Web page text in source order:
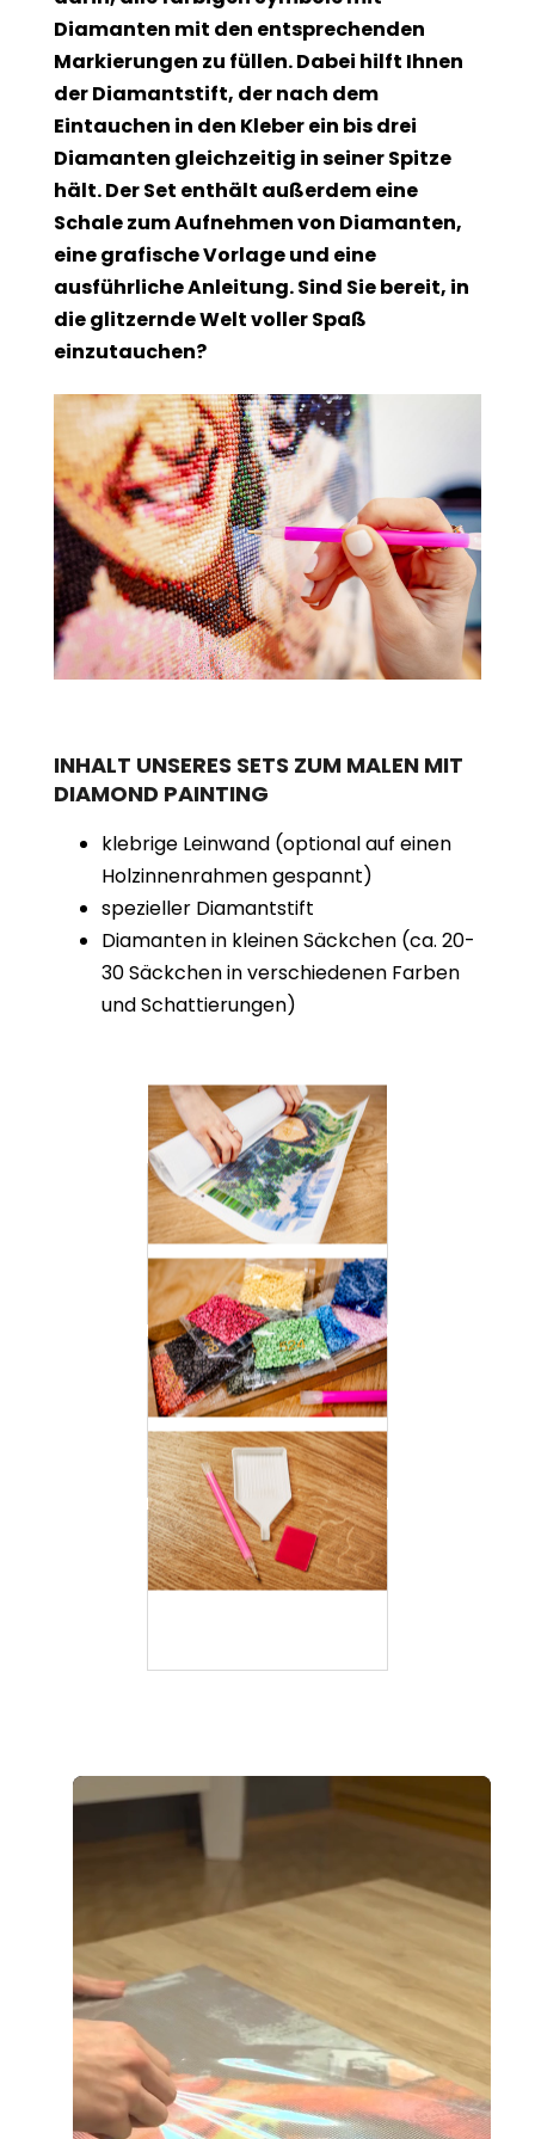
Diamanten mit den entsprechenden
Markierungen zu füllen. Dabei hilft Ihnen
der Diamantstift, der nach dem
Eintauchen in den Kleber ein bis drei
Diamanten gleichzeitig in seiner Spitze
hält. Der Set enthält außerdem eine
Schale zum Aufnehmen von Diamanten,
eine grafische Vorlage und eine
ausführliche Anleitung. Sind Sie bereit, in
die glitzernde Welt voller Spaß
einzutauchen?
INHALT UNSERES SETS ZUM MALEN MIT
DIAMOND PAINTING
klebrige Leinwand (optional auf einen
Holzinnenrahmen gespannt)
spezieller Diamantstift
Diamanten in kleinen Säckchen (ca. 20-
30 Säckchen in verschiedenen Farben
und Schattierungen)